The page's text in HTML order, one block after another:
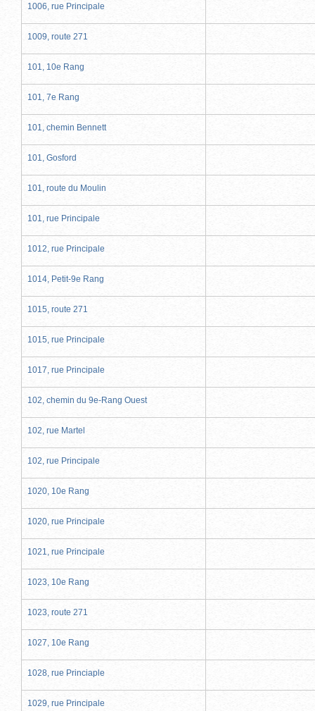
1006, rue Principale
1009, route 271
101, 10e Rang
101, 7e Rang
101, chemin Bennett
101, Gosford
101, route du Moulin
101, rue Principale
1012, rue Principale
1014, Petit-9e Rang
1015, route 271
1015, rue Principale
1017, rue Principale
102, chemin du 9e-Rang Ouest
102, rue Martel
102, rue Principale
1020, 10e Rang
1020, rue Principale
1021, rue Principale
1023, 10e Rang
1023, route 271
1027, 10e Rang
1028, rue Princiaple
1029, rue Principale